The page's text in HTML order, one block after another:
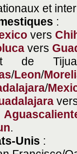
et
:
vers
vers
de
/Leon/
/
.
Unis :